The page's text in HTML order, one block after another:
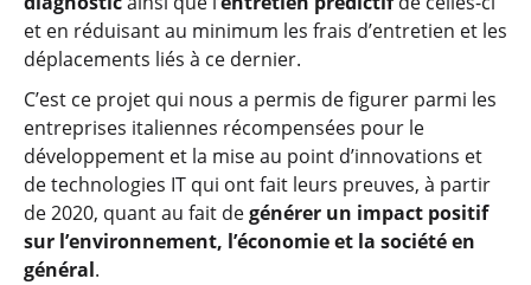
et en réduisant au minimum les frais d’entretien et les
déplacements liés à ce dernier.
C’est ce projet qui nous a permis de figurer parmi les
entreprises italiennes récompensées pour le
développement et la mise au point d’innovations et
de technologies IT qui ont fait leurs preuves, à partir
de 2020, quant au fait degénérer un impact positif
sur l’environnement, l’économie et la société en
général.